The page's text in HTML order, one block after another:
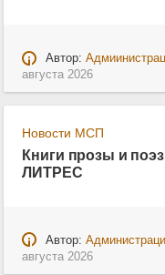
Автор:
августа 2026
Новости МСП
Книги прозы и
ЛИТРЕС
Автор:
августа 2026